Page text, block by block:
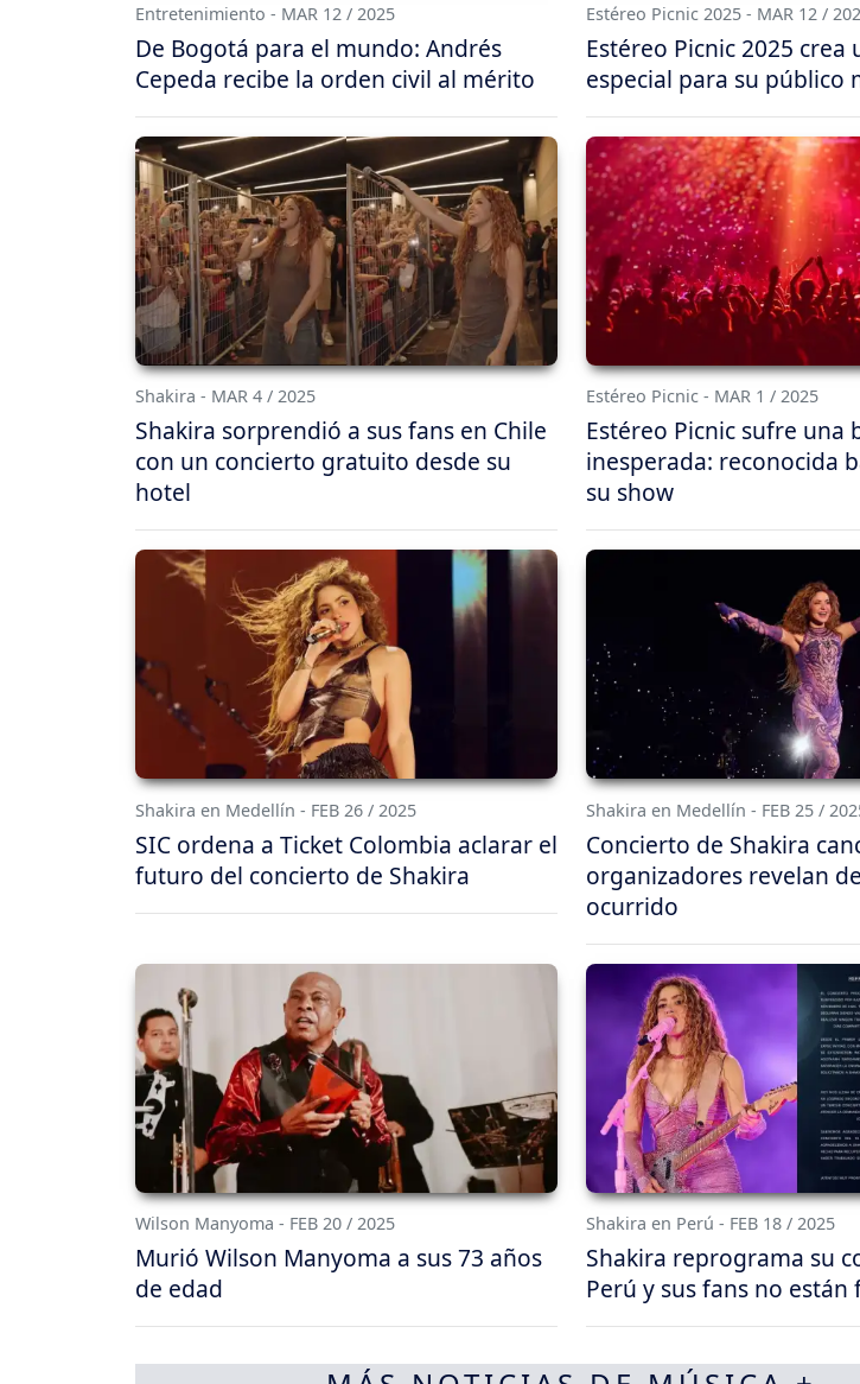
Entretenimiento - MAR 12 / 2025
De Bogotá para el mundo: Andrés
Cepeda recibe la orden civil al mérito
Estéreo Picnic 2025 - MAR 12 /
Estéreo Picnic 2025 crea
especial para su público
Shakira - MAR 4 / 2025
Shakira sorprendió a sus fans en Chile
con un concierto gratuito desde su
hotel
Estéreo Picnic - MAR 1 / 2025
Estéreo Picnic sufre una
inesperada: reconocida
su show
Shakira en Medellín - FEB 26 / 2025
SIC ordena a Ticket Colombia aclarar el
futuro del concierto de Shakira
Shakira en Medellín - FEB 25 /
Concierto de Shakira
organizadores revelan
ocurrido
Wilson Manyoma - FEB 20 / 2025
Murió Wilson Manyoma a sus 73 años
de edad
Shakira en Perú - FEB 18 / 2025
Shakira reprograma su
Perú y sus fans no están